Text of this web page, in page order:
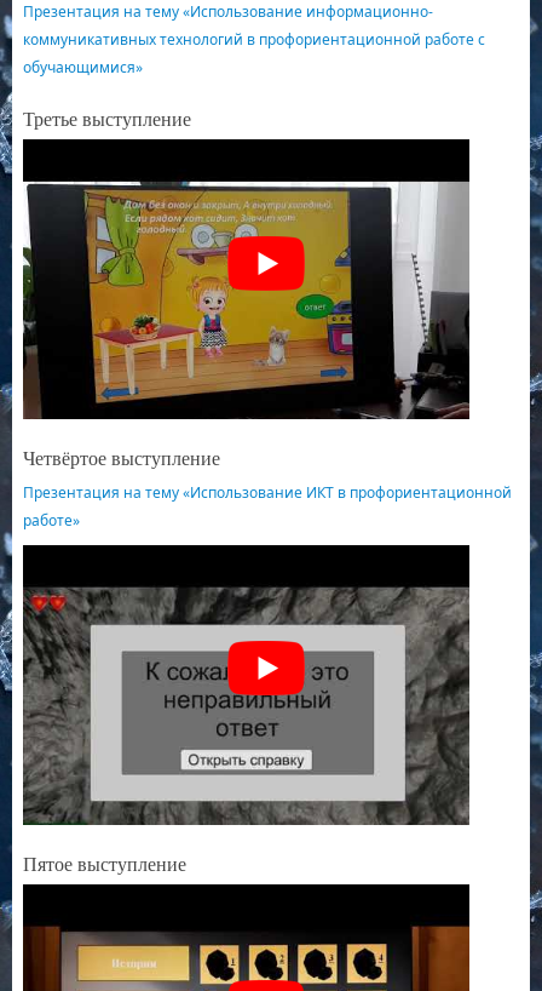
Презентация на тему «Использование информационно-
коммуникативных технологий в профориентационной работе с
обучающимися»
Третье выступление
Четвёртое выступление
Презентация на тему «Использование ИКТ в профориентационной
работе»
Пятое выступление